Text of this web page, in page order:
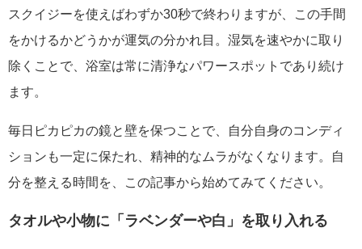
スクイジーを使えばわずか30秒で終わりますが、この手間
をかけるかどうかが運気の分かれ目。湿気を速やかに取り
除くことで、浴室は常に清浄なパワースポットであり続け
ます。
毎日ピカピカの鏡と壁を保つことで、自分自身のコンディ
ションも一定に保たれ、精神的なムラがなくなります。自
分を整える時間を、この記事から始めてみてください。
タオルや小物に「ラベンダーや白」を取り入れる